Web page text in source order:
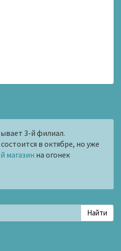
3-й филиал.
в октябре, но уже
магазин на огонек